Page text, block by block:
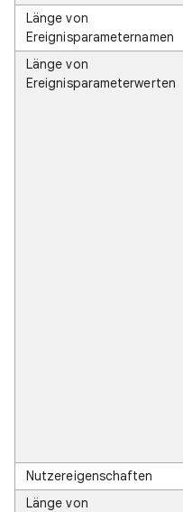
Länge von
Ereignisparameternamen
Länge von
Ereignisparameterwerten
Nutzereigenschaften
Länge von